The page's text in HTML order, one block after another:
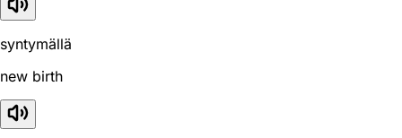
syntymällä
new birth